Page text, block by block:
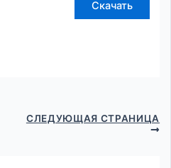
Скачать
СЛЕДУЮЩАЯ СТРАНИЦА